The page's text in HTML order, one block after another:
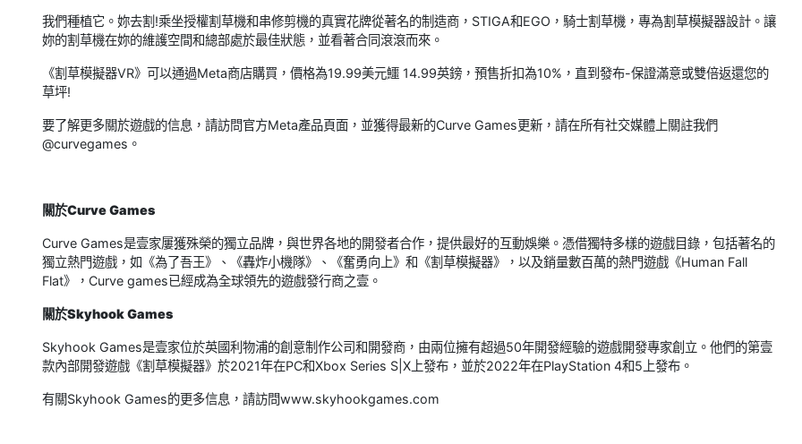
我們種植它。妳去割!乘坐授權割草機和串修剪機的真實花牌從著名的制造商，STIGA和EGO，騎士割草機，專為割草模擬器設計。讓
妳的割草機在妳的維護空間和總部處於最佳狀態，並看著合同滾滾而來。
《割草模擬器VR》可以通過Meta商店購買，價格為19.99美元鱷 14.99英鎊，預售折扣為10%，直到發布-保證滿意或雙倍返還您的
草坪!
要了解更多關於遊戲的信息，請訪問官方Meta產品頁面，並獲得最新的Curve Games更新，請在所有社交媒體上關註我們
@curvegames。
關於Curve Games
Curve Games是壹家屢獲殊榮的獨立品牌，與世界各地的開發者合作，提供最好的互動娛樂。憑借獨特多樣的遊戲目錄，包括著名的
獨立熱門遊戲，如《為了吾王》、《轟炸小機隊》、《奮勇向上》和《割草模擬器》，以及銷量數百萬的熱門遊戲《Human Fall
Flat》，Curve games已經成為全球領先的遊戲發行商之壹。
關於Skyhook Games
Skyhook Games是壹家位於英國利物浦的創意制作公司和開發商，由兩位擁有超過50年開發經驗的遊戲開發專家創立。他們的第壹
款內部開發遊戲《割草模擬器》於2021年在PC和Xbox Series S|X上發布，並於2022年在PlayStation 4和5上發布。
有關Skyhook Games的更多信息，請訪問www.skyhookgames.com